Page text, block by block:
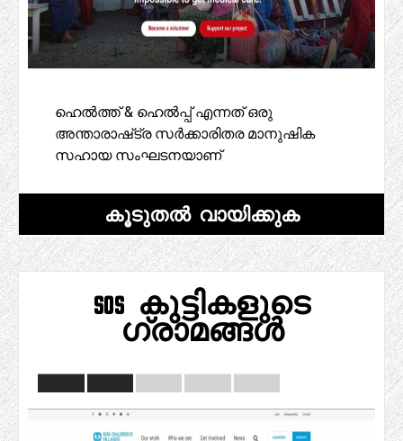
ഹെൽത്ത് & ഹെൽപ്പ് എന്നത് ഒരു
അന്താരാഷ്‌ട്ര സർക്കാരിതര മാനുഷിക
സഹായ സംഘടനയാണ്
കൂടുതൽ വായിക്കുക
sos കുട്ടികളുടെ
ഗ്രാമങ്ങൾ